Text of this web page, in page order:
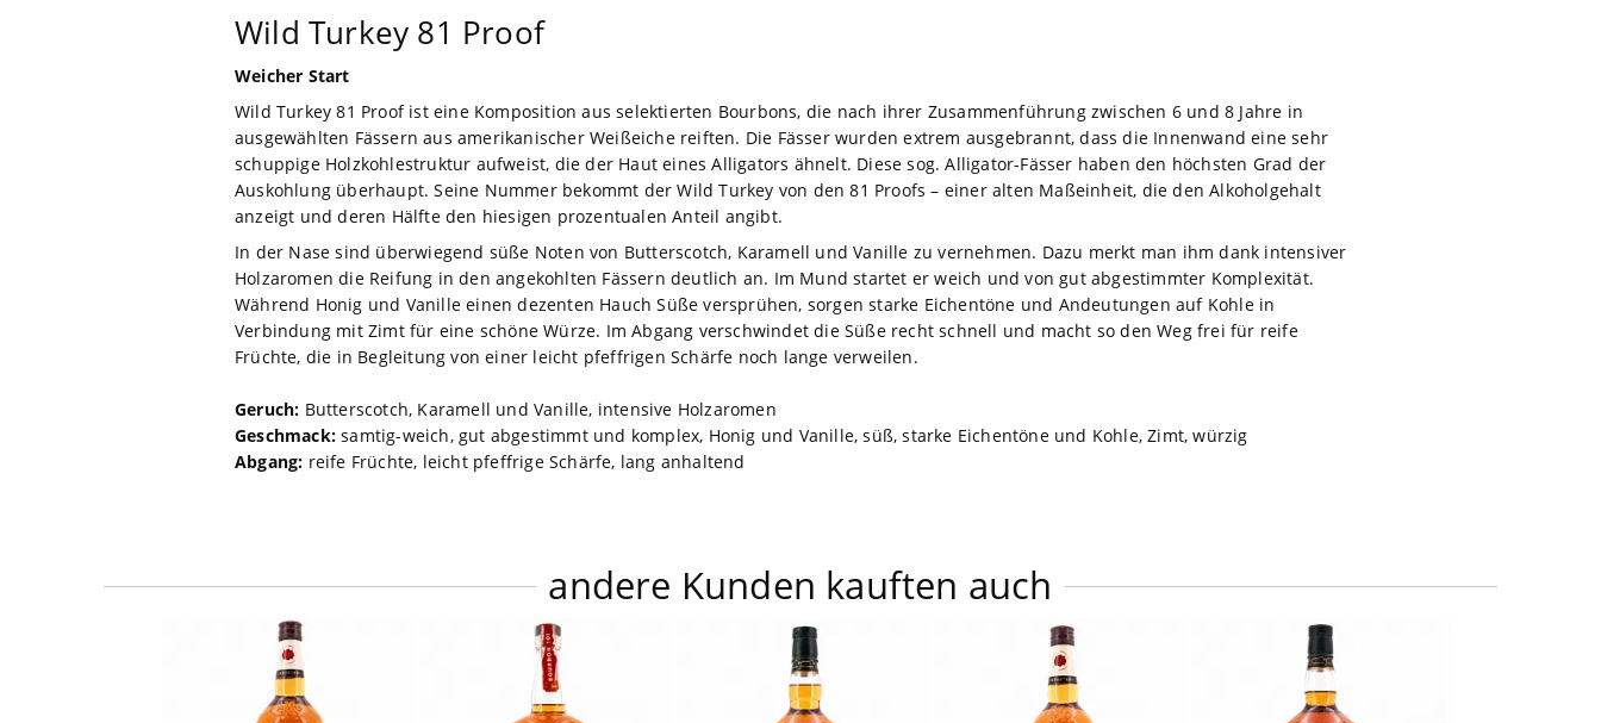
Wild Turkey 81 Proof
Weicher Start
Wild Turkey 81 Proof ist eine Komposition aus selektierten Bourbons, die nach ihrer Zusammenführung zwischen 6 und 8 Jahre in
ausgewählten Fässern aus amerikanischer Weißeiche reiften. Die Fässer wurden extrem ausgebrannt, dass die Innenwand eine sehr
schuppige Holzkohlestruktur aufweist, die der Haut eines Alligators ähnelt. Diese sog. Alligator-Fässer haben den höchsten Grad der
Auskohlung überhaupt. Seine Nummer bekommt der Wild Turkey von den 81 Proofs – einer alten Maßeinheit, die den Alkoholgehalt
anzeigt und deren Hälfte den hiesigen prozentualen Anteil angibt.
In der Nase sind überwiegend süße Noten von Butterscotch, Karamell und Vanille zu vernehmen. Dazu merkt man ihm dank intensiver
Holzaromen die Reifung in den angekohlten Fässern deutlich an. Im Mund startet er weich und von gut abgestimmter Komplexität.
Während Honig und Vanille einen dezenten Hauch Süße versprühen, sorgen starke Eichentöne und Andeutungen auf Kohle in
Verbindung mit Zimt für eine schöne Würze. Im Abgang verschwindet die Süße recht schnell und macht so den Weg frei für reife
Früchte, die in Begleitung von einer leicht pfeffrigen Schärfe noch lange verweilen.
Geruch: Butterscotch, Karamell und Vanille, intensive Holzaromen
Geschmack: samtig-weich, gut abgestimmt und komplex, Honig und Vanille, süß, starke Eichentöne und Kohle, Zimt, würzig
Abgang: reife Früchte, leicht pfeffrige Schärfe, lang anhaltend
andere Kunden kauften auch